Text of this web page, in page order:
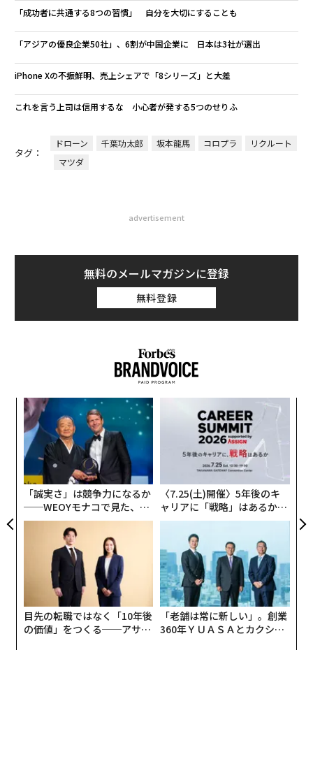
「成功者に共通する8つの習慣」 自分を大切にすることも
「アジアの優良企業50社」、6割が中国企業に 日本は3社が選出
iPhone Xの不振鮮明、売上シェアで「8シリーズ」と大差
これを言う上司は信用するな 小心者が発する5つのせりふ
タグ：
ドローン 千葉功太郎 坂本龍馬 コロプラ
リクルート
マツダ
advertisement
無料のメールマガジンに登録
無料登録
「誠実さ」は競争力になるか
──WEOYモナコで見た、く
ら寿司の経営哲学
〈7.25(土)開催〉5年後のキ
ャリアに「戦略」はあるか。
トップエグゼクティブのキャ
リアに触れる1日│CAREER S
UMMIT 2026
目先の転職ではなく「10年後
の価値」をつくる──アサイ
「老舗は常に新しい」。創業
360年ＹＵＡＳＡとカクシン